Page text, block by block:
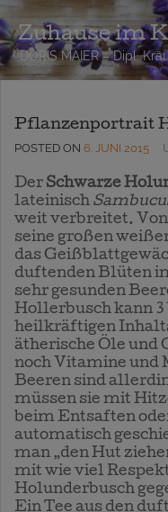
Zuhause im
DORIS MAIER – Dipl.
Pflanzenportrait
POSTED ON 6. JUNI 2015
Der Schwarze
lateinisch
weit verbreitet.
seine großen
das
duftenden Blüten
sehr gesunden
Hollerbusch kann 3
heilkräftigen
ätherische Öle und
noch Vitamine und
Beeren sind
müssen sie mit
beim Entsaften
automatisch
man „den Hut
mit wie viel
Holunderbusch
Ein Tee aus den